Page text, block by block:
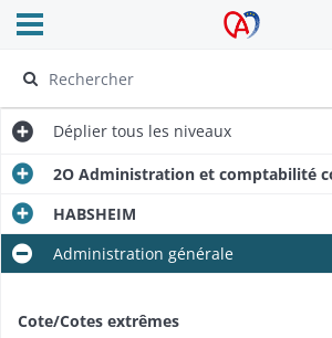
Archives Alsace -
Ouvrir le menu déroulant
Déplier tous les niveaux
2O Administration et comptabilité
HABSHEIM
Administration générale
Cote/Cotes extrêmes